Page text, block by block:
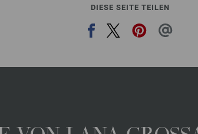
DIESE SEITE TEILEN